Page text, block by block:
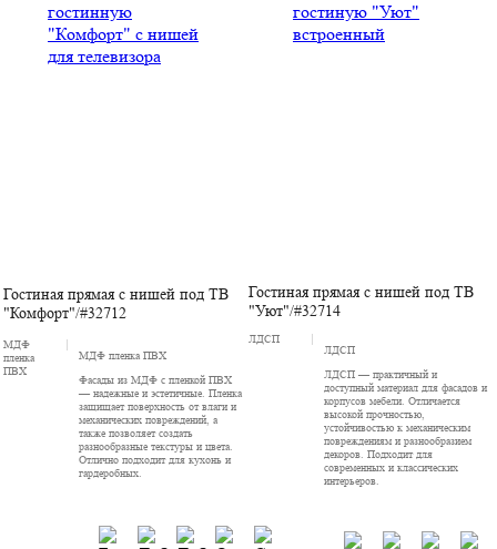
Гостиная прямая с нишей под ТВ
"Комфорт"/#32712
МДФ
пленка
ПВХ
МДФ пленка ПВХ
Фасады из МДФ с пленкой ПВХ
— надежные и эстетичные. Пленка
защищает поверхность от влаги и
механических повреждений, а
также позволяет создать
разнообразные текстуры и цвета.
Отлично подходит для кухонь и
гардеробных.
Гостиная прямая с нишей под ТВ
"Уют"/#32714
ЛДСП
ЛДСП
ЛДСП — практичный и
доступный материал для фасадов и
корпусов мебели. Отличается
высокой прочностью,
устойчивостью к механическим
повреждениям и разнообразием
декоров. Подходит для
современных и классических
интерьеров.